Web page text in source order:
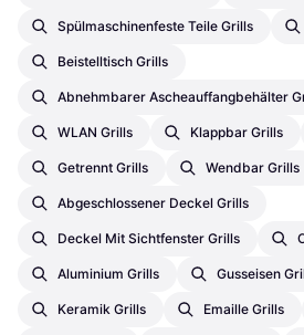
Spülmaschinenfeste Teile Grills
Beistelltisch Grills
Abnehmbarer Ascheauffangbehälter
WLAN Grills Klappbar Grills
Getrennt Grills Wendbar Grills
Abgeschlossener Deckel Grills
Deckel Mit Sichtfenster Grills
Aluminium Grills Gusseisen
Keramik Grills Emaille Grills